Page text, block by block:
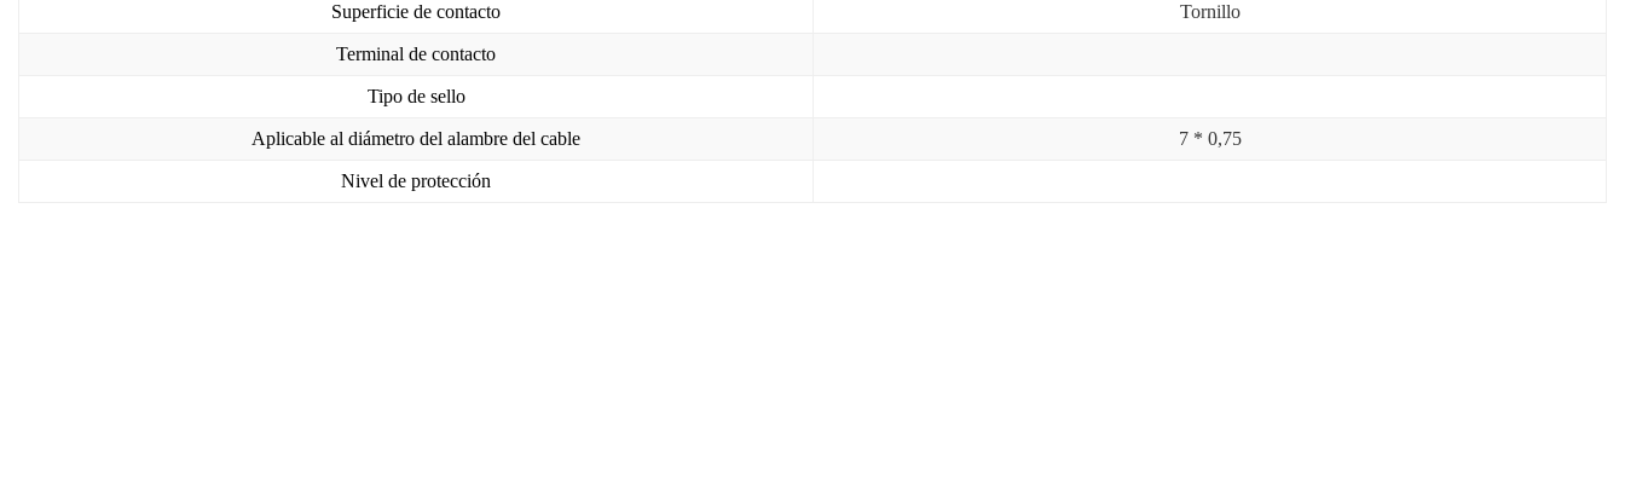
Superficie de contacto Tornillo
Terminal de contacto
Tipo de sello
Aplicable al diámetro del alambre del cable 7 * 0,75
Nivel de protección